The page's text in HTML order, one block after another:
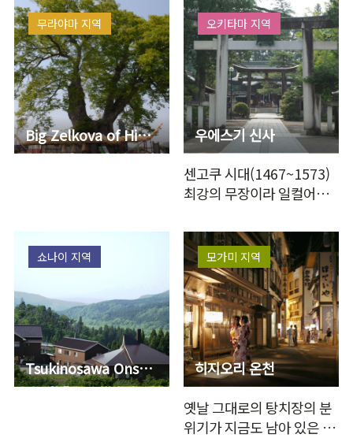
Big Zelkova of Higashine
무라야마 지역
우에스기 신사
오키타마 지역
센고쿠 시대(1467~1573)
최강의 무장이라 일컬어지
로 하여 요네자와…
Tsukinosawa Onsen Kitagassanso
쇼나이 지역
히지오리 온천
모가미 지역
옛날 그대로의 탕치장의 분
위기가 지금도 남아 있은 온